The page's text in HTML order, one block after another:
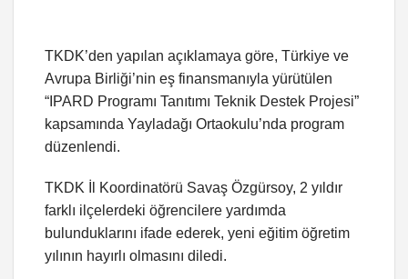
TKDK’den yapılan açıklamaya göre, Türkiye ve
Avrupa Birliği’nin eş finansmanıyla yürütülen
“IPARD Programı Tanıtımı Teknik Destek Projesi”
kapsamında Yayladağı Ortaokulu’nda program
düzenlendi.
TKDK İl Koordinatörü Savaş Özgürsoy, 2 yıldır
farklı ilçelerdeki öğrencilere yardımda
bulunduklarını ifade ederek, yeni eğitim öğretim
yılının hayırlı olmasını diledi.